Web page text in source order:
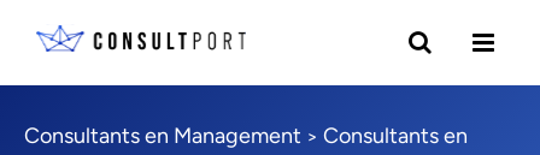
Consultants en Management > Consultants en